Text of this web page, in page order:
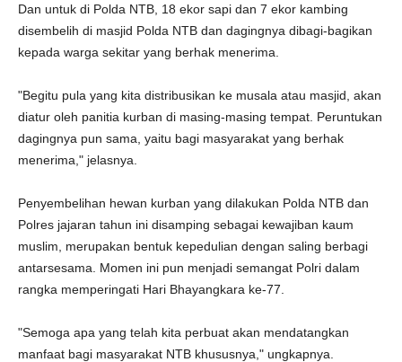
Dan untuk di Polda NTB, 18 ekor sapi dan 7 ekor kambing
disembelih di masjid Polda NTB dan dagingnya dibagi-bagikan
kepada warga sekitar yang berhak menerima.
"Begitu pula yang kita distribusikan ke musala atau masjid, akan
diatur oleh panitia kurban di masing-masing tempat. Peruntukan
dagingnya pun sama, yaitu bagi masyarakat yang berhak
menerima," jelasnya.
Penyembelihan hewan kurban yang dilakukan Polda NTB dan
Polres jajaran tahun ini disamping sebagai kewajiban kaum
muslim, merupakan bentuk kepedulian dengan saling berbagi
antarsesama. Momen ini pun menjadi semangat Polri dalam
rangka memperingati Hari Bhayangkara ke-77.
"Semoga apa yang telah kita perbuat akan mendatangkan
manfaat bagi masyarakat NTB khususnya," ungkapnya.